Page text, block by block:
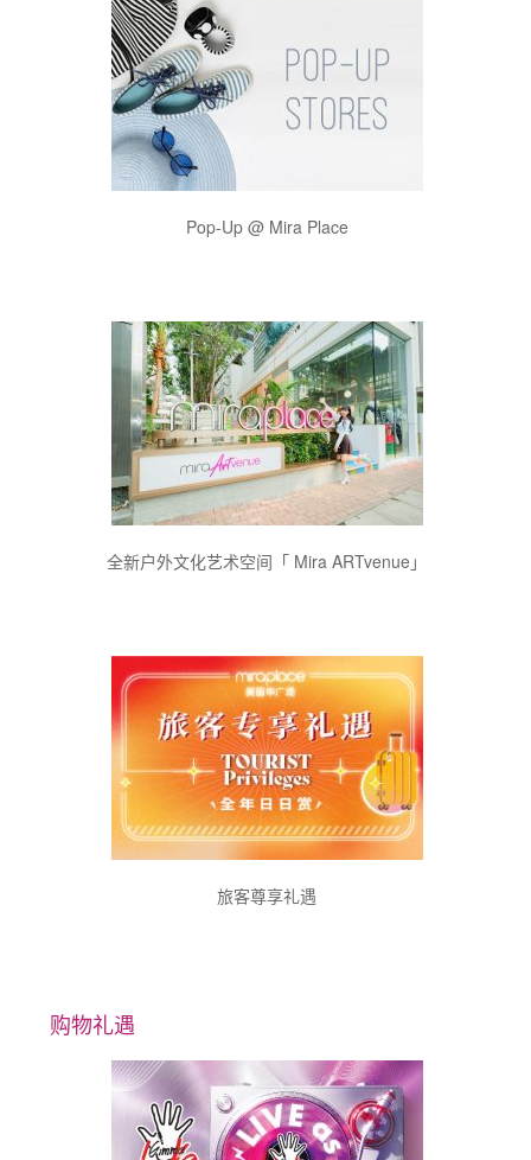
Pop-Up @ Mira Place
全新户外文化艺术空间「 Mira ARTvenue」
旅客尊享礼遇
购物礼遇